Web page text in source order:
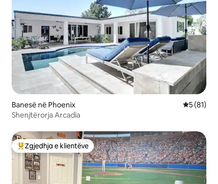
Banesë në Phoenix Vlerësimi
5 (81)
Shenjtërorja Arcadia
Më të mirat e zgjedhjeve të klientëve
Zgjedhja e klientëve